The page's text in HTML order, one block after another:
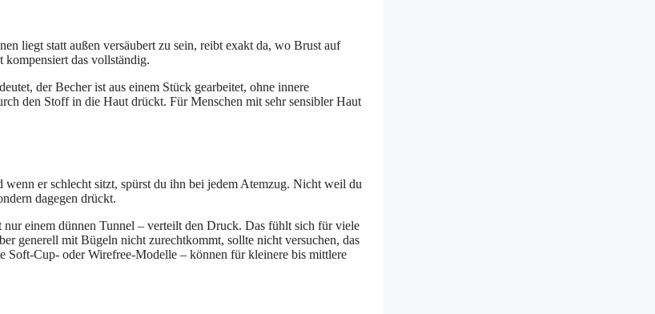
liegt statt außen versäubert zu sein, reibt exakt da, wo Brust auf
das vollständig.
der Becher ist aus einem Stück gearbeitet, ohne innere
den Stoff in die Haut drückt. Für Menschen mit sehr sensibler Haut
er schlecht sitzt, spürst du ihn bei jedem Atemzug. Nicht weil du
dagegen drückt.
einem dünnen Tunnel – verteilt den Druck. Das fühlt sich für viele
generell mit Bügeln nicht zurechtkommt, sollte nicht versuchen, das
Soft-Cup- oder Wirefree-Modelle – können für kleinere bis mittlere